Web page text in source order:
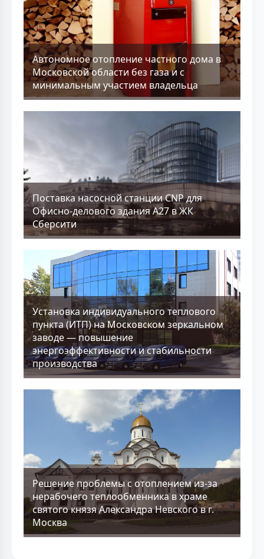
Aвтономное отопление частного дома в
Московской области без газа и с
минимальным участием владельца
Поставка насосной станции CNP для
Офисно-делового здания А27 в ЖК
Сберсити
Установка индивидуального теплового
пункта (ИТП) на Московском зеркальном
заводе — повышение
энергоэффективности и стабильности
производства
Решение проблемы с отоплением из-за
нерабочего теплообменника в храме
святого князя Александра Невского в г.
Москва